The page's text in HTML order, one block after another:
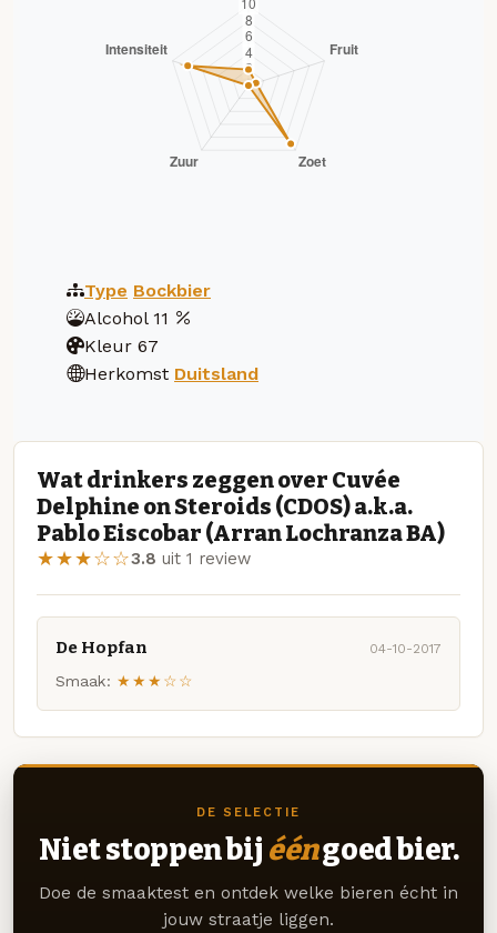
Type Bockbier
Alcohol 11
Kleur 67
Herkomst Duitsland
Wat drinkers zeggen over Cuvée
Delphine on Steroids (CDOS) a.k.a.
Pablo Eiscobar (Arran Lochranza BA)
★★★☆☆3.8 uit 1 review
De Hopfan 04-10-2017
Smaak: ★★★☆☆
DE SELECTIE
Niet stoppen bij ééngoed bier.
Doe de smaaktest en ontdek welke bieren écht in
jouw straatje liggen.